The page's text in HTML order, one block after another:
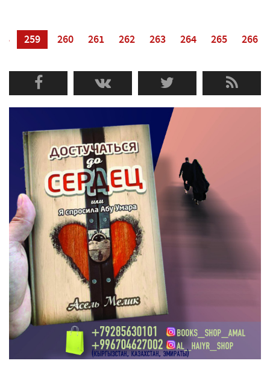
259 260 261 262 263 264 265 266